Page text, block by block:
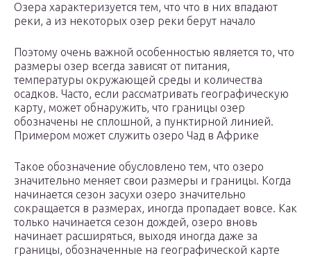
Озера характеризуется тем, что что в них впадают
реки, а из некоторых озер реки берут начало
Поэтому очень важной особенностью является то, что
размеры озер всегда зависят от питания,
температуры окружающей среды и количества
осадков. Часто, если рассматривать географическую
карту, может обнаружить, что границы озер
обозначены не сплошной, а пунктирной линией.
Примером может служить озеро Чад в Африке
Такое обозначение обусловлено тем, что озеро
значительно меняет свои размеры и границы. Когда
начинается сезон засухи озеро значительно
сокращается в размерах, иногда пропадает вовсе. Как
только начинается сезон дождей, озеро вновь
начинает расширяться, выходя иногда даже за
границы, обозначенные на географической карте